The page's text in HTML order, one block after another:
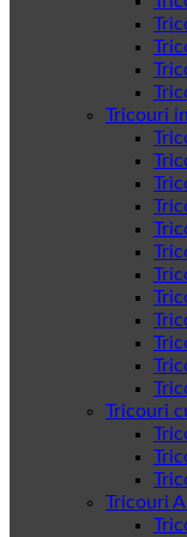
Tricouri
Tricouri
Tricouri